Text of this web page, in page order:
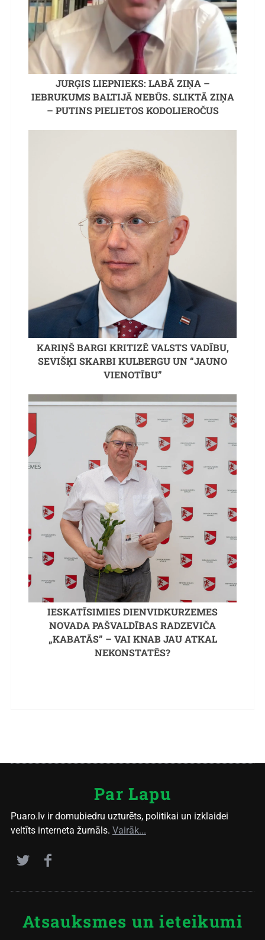
JURĢIS LIEPNIEKS: LABĀ ZIŅA –
IEBRUKUMS BALTIJĀ NEBŪS. SLIKTĀ ZIŅA
– PUTINS PIELIETOS KODOLIEROČUS
KARIŅŠ BARGI KRITIZĒ VALSTS VADĪBU,
SEVIŠĶI SKARBI KULBERGU UN “JAUNO
VIENOTĪBU”
IESKATĪSIMIES DIENVIDKURZEMES
NOVADA PAŠVALDĪBAS RADZEVIČA
„KABATĀS” – VAI KNAB JAU ATKAL
NEKONSTATĒS?
Par Lapu
Puaro.lv ir domubiedru uzturēts, politikai un izklaidei
veltīts interneta žurnāls. Vairāk...
Atsauksmes un ieteikumi